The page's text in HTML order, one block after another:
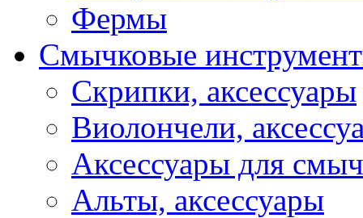
Фермы
Смычковые
Скрипки, аксессуары
Виолончели,
Аксессуары для
Альты, аксессуары